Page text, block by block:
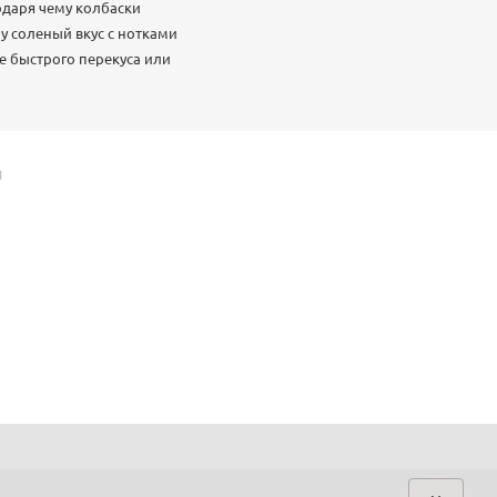
чему колбаски
соленый вкус с нотками
перекуса или